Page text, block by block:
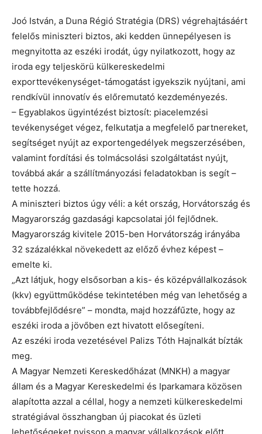
Joó István, a Duna Régió Stratégia (DRS) végrehajtásáért
felelős miniszteri biztos, aki kedden ünnepélyesen is
megnyitotta az eszéki irodát, úgy nyilatkozott, hogy az
iroda egy teljeskörü külkereskedelmi
exporttevékenységet-támogatást igyekszik nyújtani, ami
rendkívül innovatív és előremutató kezdeményezés.
– Egyablakos ügyintézést biztosít: piacelemzési
tevékenységet végez, felkutatja a megfelelő partnereket,
segítséget nyújt az exportengedélyek megszerzésében,
valamint fordítási és tolmácsolási szolgáltatást nyújt,
továbbá akár a szállítmányozási feladatokban is segít –
tette hozzá.
A miniszteri biztos úgy véli: a két ország, Horvátország és
Magyarország gazdasági kapcsolatai jól fejlődnek.
Magyarország kivitele 2015-ben Horvátország irányába
32 százalékkal növekedett az előző évhez képest –
emelte ki.
„Azt látjuk, hogy elsősorban a kis- és középvállalkozások
(kkv) együttműködése tekintetében még van lehetőség a
továbbfejlődésre” – mondta, majd hozzáfűzte, hogy az
eszéki iroda a jövőben ezt hivatott elősegíteni.
Az eszéki iroda vezetésével Palizs Tóth Hajnalkát bízták
meg.
A Magyar Nemzeti Kereskedőházat (MNKH) a magyar
állam és a Magyar Kereskedelmi és Iparkamara közösen
alapította azzal a céllal, hogy a nemzeti külkereskedelmi
stratégiával összhangban új piacokat és üzleti